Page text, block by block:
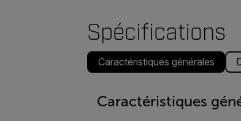
Spécifications
Caractéristiques générales
Caractéristiques